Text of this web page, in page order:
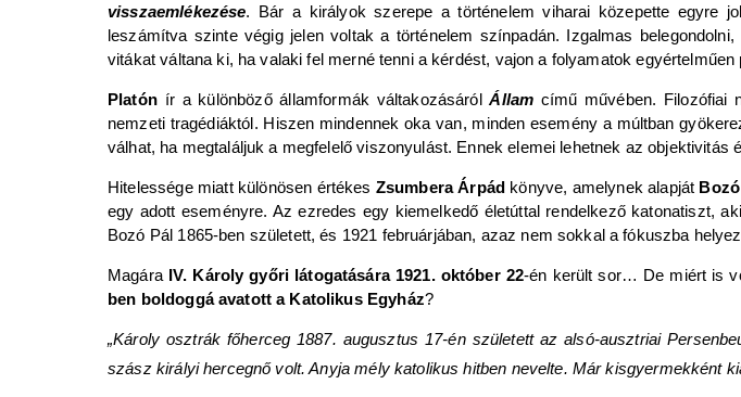
visszaemlékezése. Bár a királyok szerepe a történelem viharai közepette egyre
leszámítva szinte végig jelen voltak a történelem színpadán. Izgalmas
vitákat váltana ki, ha valaki fel merné tenni a kérdést, vajon a folyamatok
Platón ír a különböző államformák váltakozásárólÁllam című művében. Filozófiai
nemzeti tragédiáktól. Hiszen mindennek oka van, minden esemény a múltban
válhat, ha megtaláljuk a megfelelő viszonyulást. Ennek elemei lehetnek az objektivitás
Hitelessége miatt különösen értékes Zsumbera Árpád könyve, amelynek alapját
egy adott eseményre. Az ezredes egy kiemelkedő életúttal rendelkező katonatiszt,
Bozó Pál 1865-ben született, és 1921 februárjában, azaz nem sokkal a fókuszba
Magára IV. Károly győri látogatására 1921. október 22-én került sor… De miért is
ben boldoggá avatott a Katolikus Egyház?
„Károly osztrák főherceg 1887. augusztus 17-én született az alsó-ausztriai
szász királyi hercegnő volt. Anyja mély katolikus hitben nevelte. Már kisgyermekként